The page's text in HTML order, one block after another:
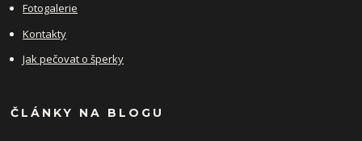
Fotogalerie
Kontakty
Jak pečovat o šperky
ČLÁNKY NA BLOGU